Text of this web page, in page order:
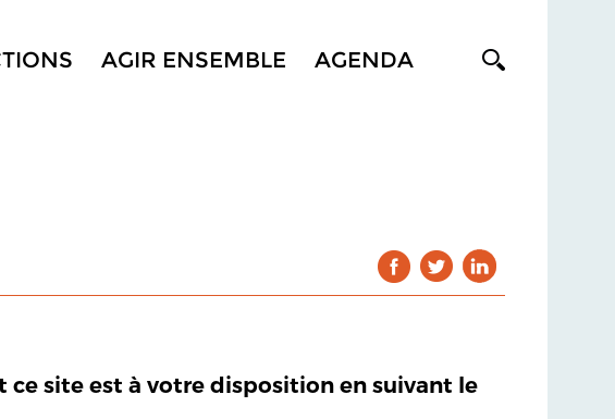
AGIR ENSEMBLE AGENDA
site est à votre disposition en suivant le